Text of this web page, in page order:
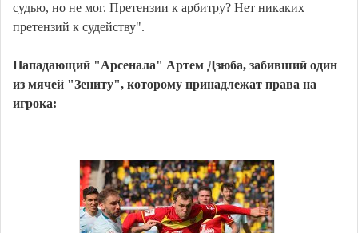
судью, но не мог. Претензии к арбитру? Нет никаких
претензий к судейству".
Нападающий "Арсенала" Артем Дзюба, забивший один
из мячей "Зениту", которому принадлежат права на
игрока: